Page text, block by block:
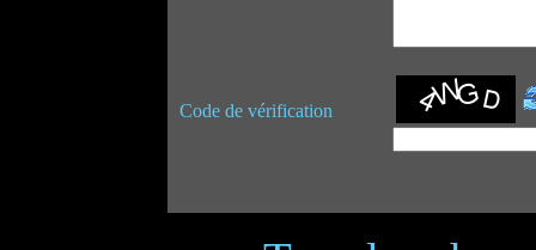
Code de vérification